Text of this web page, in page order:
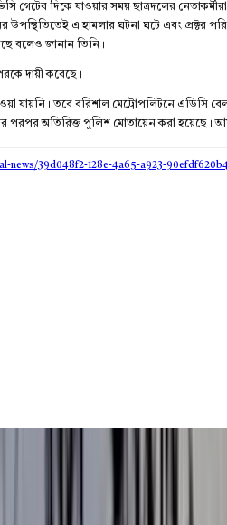
গেটের দিকে যাওয়ার সময় ছাত্রদলের
উপস্থিতিতেই এ হামলার ঘটনা ঘটে এবং প্রক্টর
বলেও জানান তিনি।
দায়ী করেছে।
যায়নি। তবে বরিশাল মেট্রোপলিটনে এডিসি
পরপর অতিরিক্ত পুলিশ মোতায়েন করা হয়েছে।
news/39d048f2-128e-4a65-a923-